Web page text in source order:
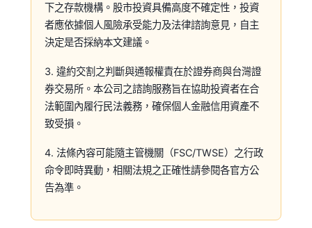
下之存款機構。股市投資具備高度不確定性，投資
者應依據個人風險承受能力及法律諮詢意見，自主
決定是否採納本文建議。
3. 違約交割之判斷與通報權責在於證券商與台灣證
券交易所。本公司之諮詢服務旨在協助投資者在合
法範圍內履行民法義務，確保個人金融信用資產不
致受損。
4. 法條內容可能隨主管機關（FSC/TWSE）之行政
命令即時異動，相關法規之正確性請參閱各官方公
告為準。